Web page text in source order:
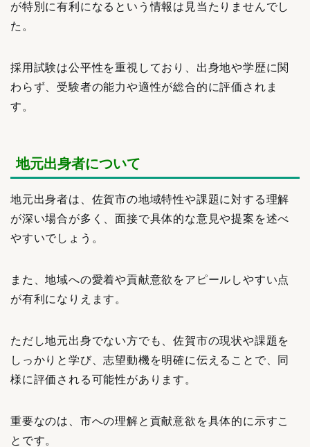
が特別に有利になるという情報は見当たりませんでし
た。
採用試験は公平性を重視しており、出身地や学歴に関
わらず、受験者の能力や適性が総合的に評価されま
す。
地元出身者について
地元出身者は、佐賀市の地域特性や課題に対する理解
が深い場合が多く、面接で具体的な意見や提案を述べ
やすいでしょう。
また、地域への愛着や貢献意欲をアピールしやすい点
が有利になりえます。
ただし地元出身でない方でも、佐賀市の現状や課題を
しっかりと学び、志望動機を明確に伝えることで、同
様に評価される可能性があります。
重要なのは、市への理解と貢献意欲を具体的に示すこ
とです。